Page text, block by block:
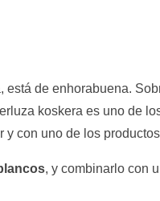
de enhorabuena.
koskera es uno de
con uno de los
, y combinarlo con